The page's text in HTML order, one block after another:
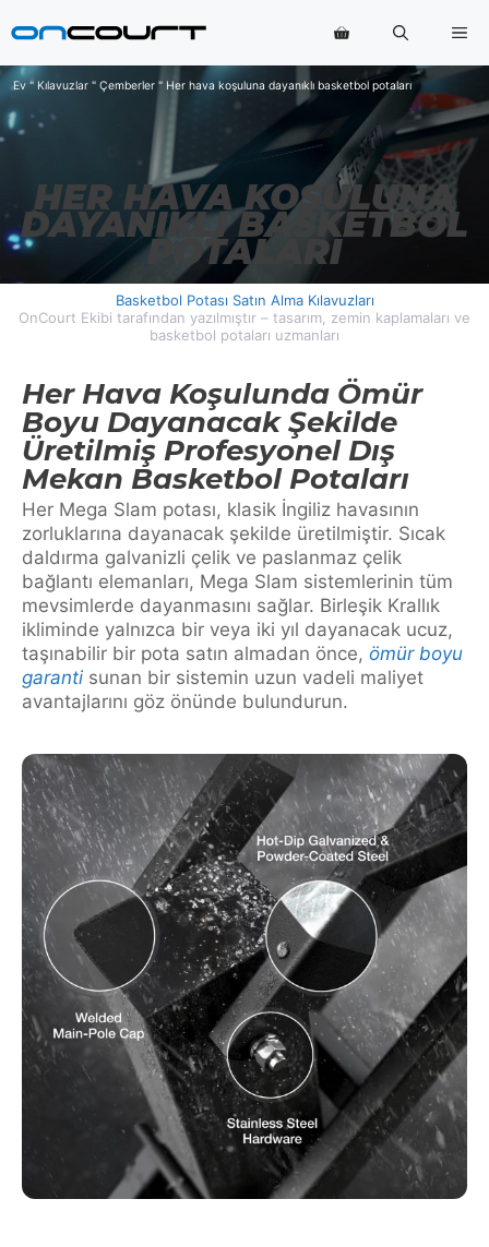
geç
Ev" Kılavuzlar " Çemberler " Her hava koşuluna dayanıklı basketbol potaları
HER HAVA KOŞULUNA
DAYANIKLI BASKETBOL
POTALARI
Basketbol Potası Satın Alma Kılavuzları
OnCourt Ekibi tarafından yazılmıştır – tasarım, zemin kaplamaları ve
basketbol potaları uzmanları
Her Hava Koşulunda Ömür
Boyu Dayanacak Şekilde
Üretilmiş Profesyonel Dış
Mekan Basketbol Potaları
Her Mega Slam potası, klasik İngiliz havasının
zorluklarına dayanacak şekilde üretilmiştir. Sıcak
daldırma galvanizli çelik ve paslanmaz çelik
bağlantı elemanları, Mega Slam sistemlerinin tüm
mevsimlerde dayanmasını sağlar. Birleşik Krallık
ikliminde yalnızca bir veya iki yıl dayanacak ucuz,
taşınabilir bir pota satın almadan önce, ömür boyu
garanti sunan bir sistemin uzun vadeli maliyet
avantajlarını göz önünde bulundurun.